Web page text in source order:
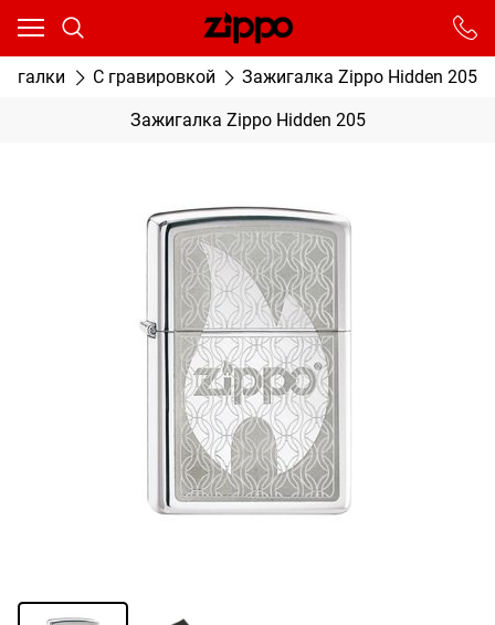
С гравировкой Зажигалка Zippo Hidden 205
Зажигалка Zippo Hidden 205
Ваш город - Москва,
От выбранного города зависят сроки доставки